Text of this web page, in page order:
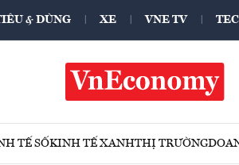
& DÙNG XE VNE TV
TẾ SỐKINH TẾ XANHTHỊ TRƯỜNG